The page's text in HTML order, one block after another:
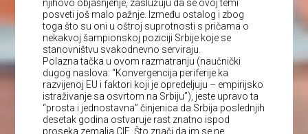
njihovo objašnjenje, zaslužuju da se ovoj temi
posveti još malo pažnje. Između ostalog i zbog
toga što su oni u oštroj suprotnosti s pričama o
nekakvoj šampionskoj poziciji Srbije koje se
stanovništvu svakodnevno serviraju.
Polazna tačka u ovom razmatranju (naučnički
dugog naslova: “Konvergencija periferije ka
razvijenoj EU i faktori koji je opredeljuju – empirijsko
istraživanje sa osvrtom na Srbiju”), jeste upravo ta
“prosta i jednostavna” činjenica da Srbija poslednjih
desetak godina ostvaruje rast znatno ispod
proseka zemalja CIE. Što znači da im se ne